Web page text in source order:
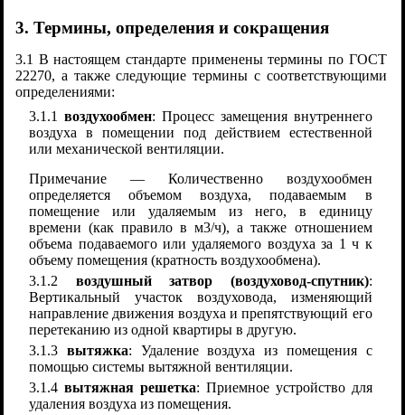
3. Термины, определения и сокращения
3.1 В настоящем стандарте применены термины по ГОСТ
22270, а также следующие термины с соответствующими
определениями:
3.1.1 воздухообмен: Процесс замещения внутреннего
воздуха в помещении под действием естественной
или механической вентиляции.
Примечание — Количественно воздухообмен
определяется объемом воздуха, подаваемым в
помещение или удаляемым из него, в единицу
времени (как правило в м3/ч), а также отношением
объема подаваемого или удаляемого воздуха за 1 ч к
объему помещения (кратность воздухообмена).
3.1.2 воздушный затвор (воздуховод-спутник):
Вертикальный участок воздуховода, изменяющий
направление движения воздуха и препятствующий его
перетеканию из одной квартиры в другую.
3.1.3 вытяжка: Удаление воздуха из помещения с
помощью системы вытяжной вентиляции.
3.1.4вытяжная решетка: Приемное устройство для
удаления воздуха из помещения.